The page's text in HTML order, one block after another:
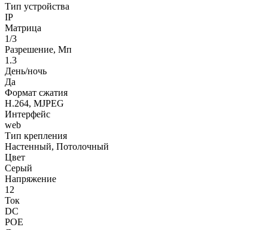
Тип устройства
IP
Матрица
1/3
Разрешение, Мп
1.3
День/ночь
Да
Формат сжатия
H.264, MJPEG
Интерфейс
web
Тип крепления
Настенный, Потолочный
Цвет
Серый
Напряжение
12
Ток
DC
POE